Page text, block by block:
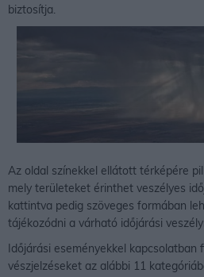
biztosítja.
Az oldal színekkel ellátott térképére
mely területeket érinthet veszélyes
kattintva pedig szöveges formában
tájékozódni a várható időjárási
Időjárási eseményekkel kapcsolatban
vészjelzéseket az alábbi 11